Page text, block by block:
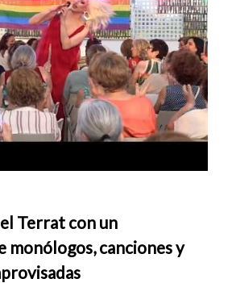
Terrat con un
monólogos, canciones y